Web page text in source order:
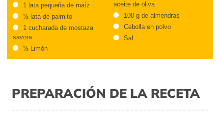
1 lata pequeña de maíz
½ lata de palmito
1 cucharada de mostaza
savora
½ Limón
aceite de oliva
100 g de almendras
Cebolla en polvo
Sal
PREPARACIÓN DE LA RECETA